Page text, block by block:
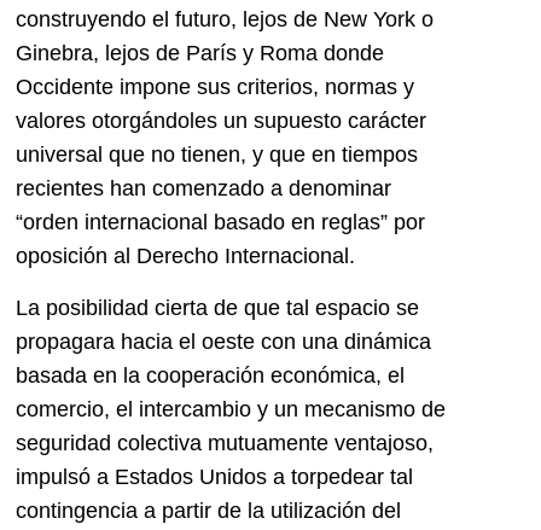
construyendo el futuro, lejos de New York o
Ginebra, lejos de París y Roma donde
Occidente impone sus criterios, normas y
valores otorgándoles un supuesto carácter
universal que no tienen, y que en tiempos
recientes han comenzado a denominar
“orden internacional basado en reglas” por
oposición al Derecho Internacional.
La posibilidad cierta de que tal espacio se
propagara hacia el oeste con una dinámica
basada en la cooperación económica, el
comercio, el intercambio y un mecanismo de
seguridad colectiva mutuamente ventajoso,
impulsó a Estados Unidos a torpedear tal
contingencia a partir de la utilización del